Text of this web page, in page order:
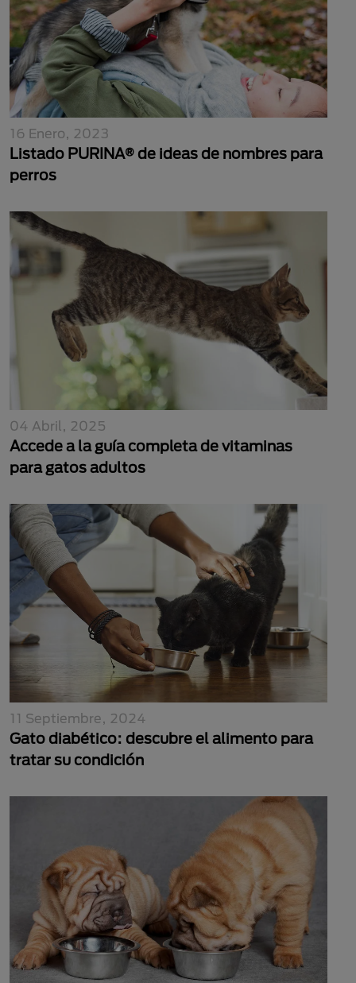
16 Enero, 2023
Listado PURINA® de ideas de nombres para
perros
04 Abril, 2025
Accede a la guía completa de vitaminas
para gatos adultos
11 Septiembre, 2024
Gato diabético: descubre el alimento para
tratar su condición